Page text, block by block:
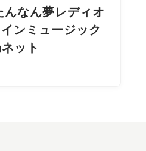
なん夢レディオ
ンミュージック
ット